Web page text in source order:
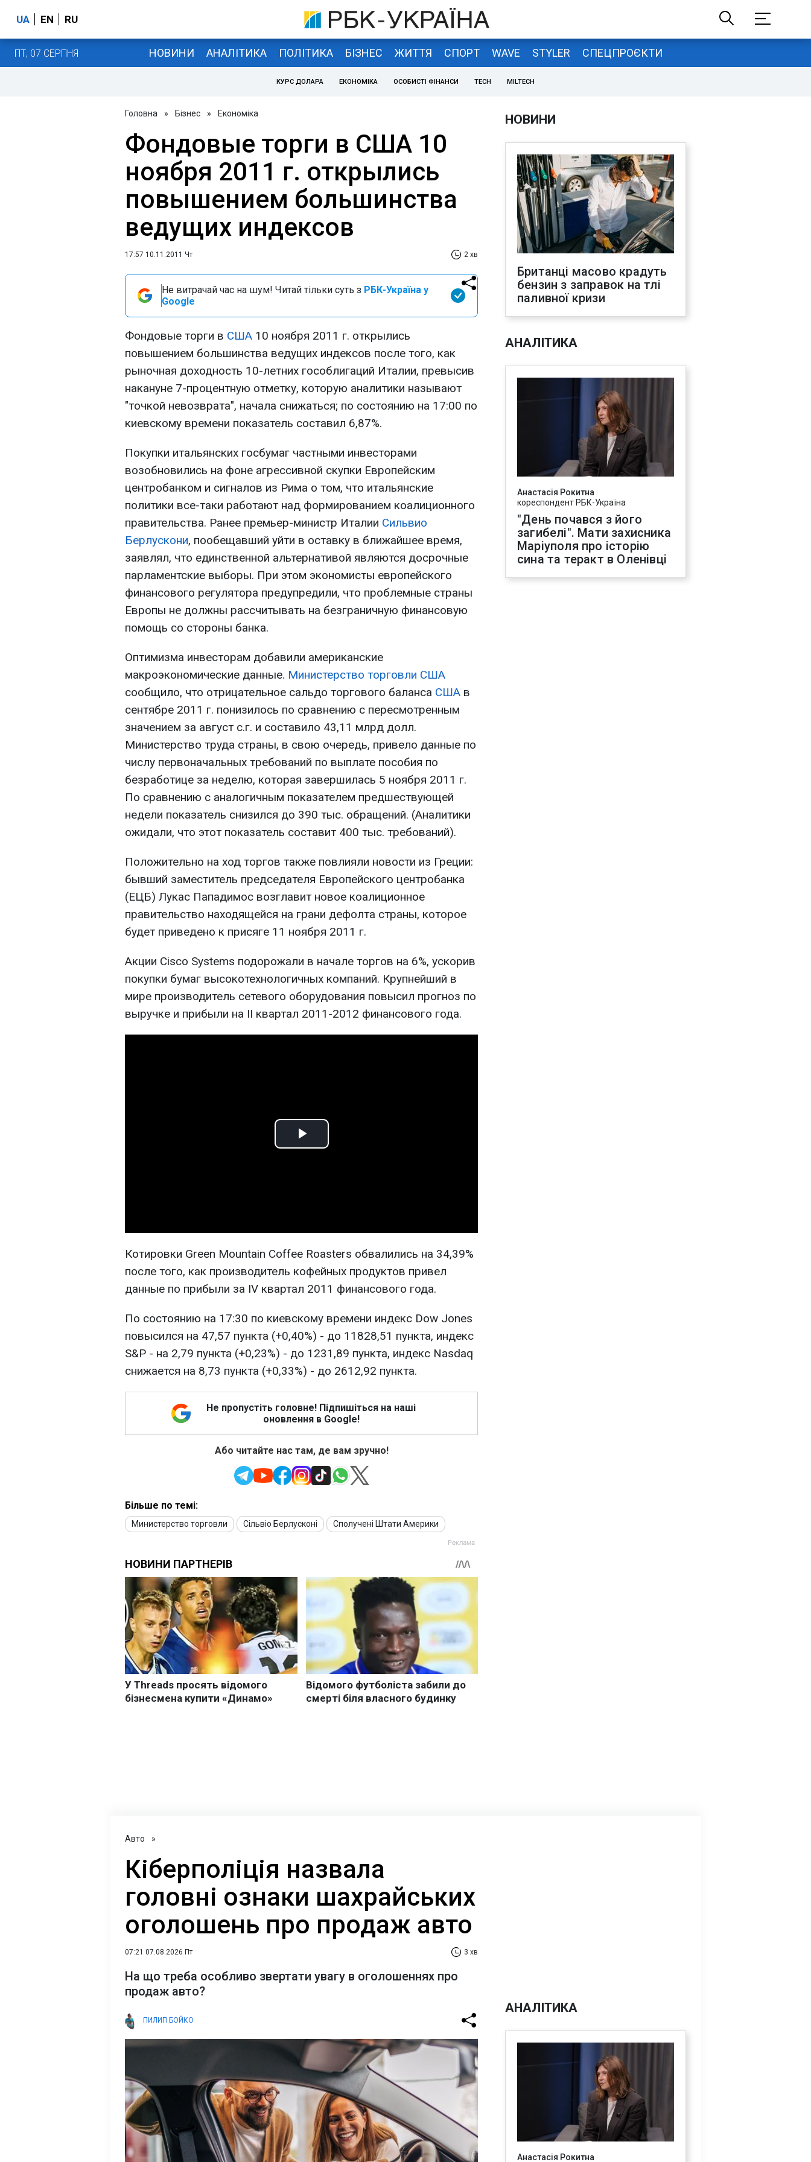
UA EN RU
ПТ, 07 СЕРПНЯ НОВИНИ АНАЛІТИКА ПОЛІТИКА БІЗНЕС ЖИТТЯ СПОРТ WAVE STYLER СПЕЦПРОЄКТИ
КУРС ДОЛАРА ЕКОНОМІКА ОСОБИСТІ ФІНАНСИ TECH MILTECH
Головна » Бізнес » Економіка
Фондовые торги в США 10
ноября 2011 г. открылись
повышением большинства
ведущих индексов
17:57 10.11.2011 Чт 2 хв
Не витрачай час на шум! Читай тільки суть з РБК-Україна у
Google
Фондовые торги в США 10 ноября 2011 г. открылись
повышением большинства ведущих индексов после того, как
рыночная доходность 10-летних гособлигаций Италии, превысив
накануне 7-процентную отметку, которую аналитики называют
"точкой невозврата", начала снижаться; по состоянию на 17:00 по
киевскому времени показатель составил 6,87%.
Покупки итальянских госбумаг частными инвесторами
возобновились на фоне агрессивной скупки Европейским
центробанком и сигналов из Рима о том, что итальянские
политики все-таки работают над формированием коалиционного
правительства. Ранее премьер-министр Италии Сильвио
Берлускони, пообещавший уйти в оставку в ближайшее время,
заявлял, что единственной альтернативой являются досрочные
парламентские выборы. При этом экономисты европейского
финансового регулятора предупредили, что проблемные страны
Европы не должны рассчитывать на безграничную финансовую
помощь со стороны банка.
Оптимизма инвесторам добавили американские
макроэкономические данные. Министерство торговли США
сообщило, что отрицательное сальдо торгового баланса США в
сентябре 2011 г. понизилось по сравнению с пересмотренным
значением за август с.г. и составило 43,11 млрд долл.
Министерство труда страны, в свою очередь, привело данные по
числу первоначальных требований по выплате пособия по
безработице за неделю, которая завершилась 5 ноября 2011 г.
По сравнению с аналогичным показателем предшествующей
недели показатель снизился до 390 тыс. обращений. (Аналитики
ожидали, что этот показатель составит 400 тыс. требований).
Положительно на ход торгов также повлияли новости из Греции:
бывший заместитель председателя Европейского центробанка
(ЕЦБ) Лукас Пападимос возглавит новое коалиционное
правительство находящейся на грани дефолта страны, которое
будет приведено к присяге 11 ноября 2011 г.
Акции Cisco Systems подорожали в начале торгов на 6%, ускорив
покупки бумаг высокотехнологичных компаний. Крупнейший в
мире производитель сетевого оборудования повысил прогноз по
выручке и прибыли на II квартал 2011-2012 финансового года.
Play
Котировки Green Mountain Coffee Roasters обвалились на 34,39%
после того, как производитель кофейных продуктов привел
данные по прибыли за IV квартал 2011 финансового года.
По состоянию на 17:30 по киевскому времени индекс Dow Jones
повысился на 47,57 пункта (+0,40%) - до 11828,51 пункта, индекс
S&P - на 2,79 пункта (+0,23%) - до 1231,89 пункта, индекс Nasdaq
снижается на 8,73 пункта (+0,33%) - до 2612,92 пункта.
Не пропустіть головне! Підпишіться на наші
оновлення в Google!
Або читайте нас там, де вам зручно!
Більше по темі:
Министерство торговли Сільвіо Берлусконі Сполучені Штати Америки
НОВИНИ
Британці масово крадуть
бензин з заправок на тлі
паливної кризи
АНАЛІТИКА
Анастасія Рокитна
кореспондент РБК-Україна
"День почався з його
загибелі". Мати захисника
Маріуполя про історію
сина та теракт в Оленівці
Авто »
Кіберполіція назвала
головні ознаки шахрайських
оголошень про продаж авто
07:21 07.08.2026 Пт 3 хв
На що треба особливо звертати увагу в оголошеннях про
продаж авто?
ПИЛИП БОЙКО
АНАЛІТИКА
Анастасія Рокитна